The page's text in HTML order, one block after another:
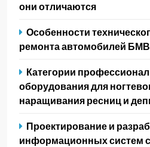
они отличаются
Особенности
ремонта автомобилей БМВ
Категории
оборудования для
наращивания ресниц и
Проектирование и
информационных систем